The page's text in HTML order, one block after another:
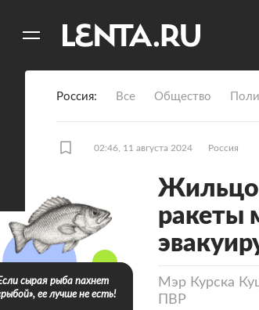
Россия Все Общество
02:46, 11 августа 2024 Россия
ракеты
Мэр Курска
ПВР
сырая рыба пахнет
ее лучше не есть!